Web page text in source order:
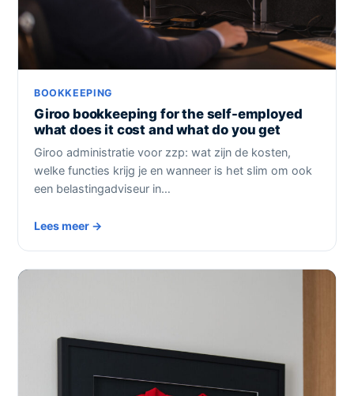
BOOKKEEPING
Giroo bookkeeping for the self-employed
what does it cost and what do you get
Giroo administratie voor zzp: wat zijn de kosten,
welke functies krijg je en wanneer is het slim om ook
een belastingadviseur in…
Lees meer →